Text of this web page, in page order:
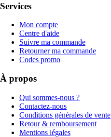
Services
Mon compte
Centre d'aide
Suivre ma commande
Retourner ma commande
Codes promo
À propos
Qui sommes-nous ?
Contactez-nous
Conditions générales de vente
Retour & remboursement
Mentions légales